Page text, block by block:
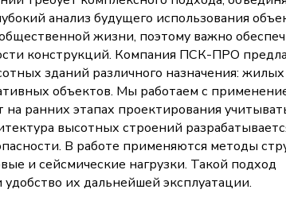
анализ будущего использования
жизни, поэтому важно
конструкций. Компания ПСК-ПРО
зданий различного назначения:
объектов. Мы работаем с
ранних этапах проектирования
высотных строений
В работе применяются методы
и сейсмические нагрузки. Такой подход
их дальнейшей эксплуатации.